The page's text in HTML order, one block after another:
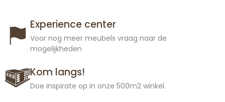
Experience center
Voor nog meer meubels vraag naar de
mogelijkheden
Kom langs!
Doe inspirate op in onze 500m2 winkel.